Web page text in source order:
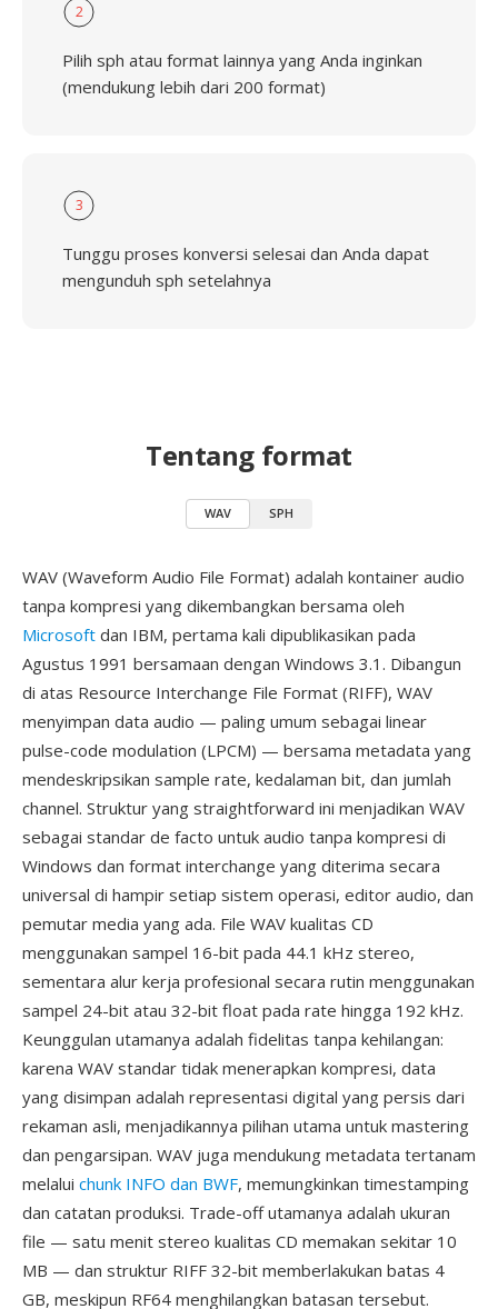
2
Pilih sph atau format lainnya yang Anda inginkan
(mendukung lebih dari 200 format)
3
Tunggu proses konversi selesai dan Anda dapat
mengunduh sph setelahnya
Tentang format
WAV SPH
WAV (Waveform Audio File Format) adalah kontainer audio
tanpa kompresi yang dikembangkan bersama oleh
Microsoft dan IBM, pertama kali dipublikasikan pada
Agustus 1991 bersamaan dengan Windows 3.1. Dibangun
di atas Resource Interchange File Format (RIFF), WAV
menyimpan data audio — paling umum sebagai linear
pulse-code modulation (LPCM) — bersama metadata yang
mendeskripsikan sample rate, kedalaman bit, dan jumlah
channel. Struktur yang straightforward ini menjadikan WAV
sebagai standar de facto untuk audio tanpa kompresi di
Windows dan format interchange yang diterima secara
universal di hampir setiap sistem operasi, editor audio, dan
pemutar media yang ada. File WAV kualitas CD
menggunakan sampel 16-bit pada 44.1 kHz stereo,
sementara alur kerja profesional secara rutin menggunakan
sampel 24-bit atau 32-bit float pada rate hingga 192 kHz.
Keunggulan utamanya adalah fidelitas tanpa kehilangan:
karena WAV standar tidak menerapkan kompresi, data
yang disimpan adalah representasi digital yang persis dari
rekaman asli, menjadikannya pilihan utama untuk mastering
dan pengarsipan. WAV juga mendukung metadata tertanam
melalui chunk INFO dan BWF, memungkinkan timestamping
dan catatan produksi. Trade-off utamanya adalah ukuran
file — satu menit stereo kualitas CD memakan sekitar 10
MB — dan struktur RIFF 32-bit memberlakukan batas 4
GB, meskipun RF64 menghilangkan batasan tersebut.